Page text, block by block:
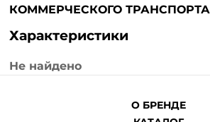
КОММЕРЧЕСКОГО ТРАНСПОРТА
Характеристики
Не найдено
О БРЕНДЕ